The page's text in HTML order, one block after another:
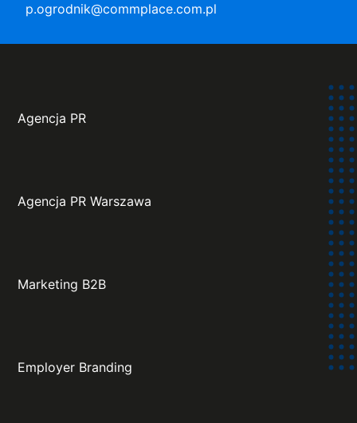
p.ogrodnik@commplace.com.pl
Agencja PR
Agencja PR Warszawa
Marketing B2B
Employer Branding